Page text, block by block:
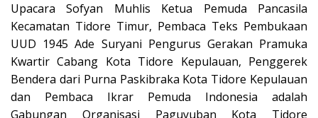
Upacara Sofyan Muhlis Ketua Pemuda Pancasila
Kecamatan Tidore Timur, Pembaca Teks Pembukaan
UUD 1945 Ade Suryani Pengurus Gerakan Pramuka
Kwartir Cabang Kota Tidore Kepulauan, Penggerek
Bendera dari Purna Paskibraka Kota Tidore Kepulauan
dan Pembaca Ikrar Pemuda Indonesia adalah
Gabungan Organisasi Paguyuban Kota Tidore